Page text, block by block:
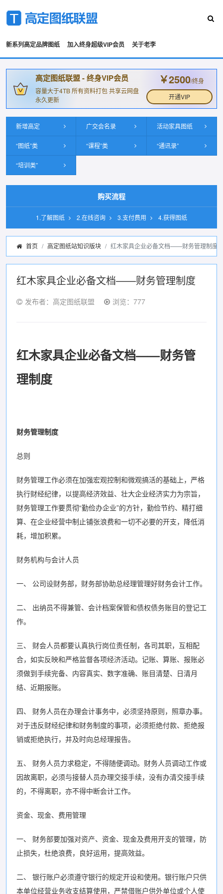
新系列高定品牌图纸 加入终身超级VIP会员 关于老李
高定图纸联盟 - 终身VIP会员
容量大于4TB 所有资料打包 共享云网盘
永久更新
￥2500/终身
开通VIP
新增高定 广交会名录 活动家具图纸
“图纸”类 “课程”类 “通讯录”
“培训类”
购买流程
1.了解图纸 2.在线咨询 3.支付费用 4.获得图纸
首页 高定图纸站知识版块 红木家具企业必备文档——财务管理制度
红木家具企业必备文档——财务管理制度
发布者：高定图纸联盟 浏览：777
红木家具企业必备文档——财务管
理制度
财务管理制度
总则
财务管理工作必须在加强宏观控制和微观搞活的基础上，严格
执行财经纪律，以提高经济效益、壮大企业经济实力为宗旨，
财务管理工作要贯彻“勤俭办企业”的方针，勤俭节约、精打细
算、在企业经营中制止铺张浪费和一切不必要的开支，降低消
耗，增加积累。
财务机构与会计人员
一、 公司设财务部，财务部协助总经理管理好财务会计工作。
二、 出纳员不得兼管、会计档案保管和债权债务账目的登记工
作。
三、 财会人员都要认真执行岗位责任制，各司其职，互相配
合，如实反映和严格监督各项经济活动。记账、算账、报账必
须做到手续完备、内容真实、数字准确、账目清楚、日清月
结、近期报账。
四、 财务人员在办理会计事务中，必须坚持原则，照章办事。
对于违反财经纪律和财务制度的事项，必须拒绝付款、拒绝报
销或拒绝执行，并及时向总经理报告。
五、 财务人员力求稳定，不得随便调动。财务人员调动工作或
因故离职，必须与接替人员办理交接手续，没有办清交接手续
的，不得离职，亦不得中断会计工作。
资金、现金、费用管理
一、 财务部要加强对资产、资金、现金及费用开支的管理，防
止损失，杜绝浪费，良好运用，提高效益。
二、 银行账户必须遵守银行的规定开设和使用。银行账户只供
本单位经营业务收支结算使用，严禁借账户供外单位或个人使